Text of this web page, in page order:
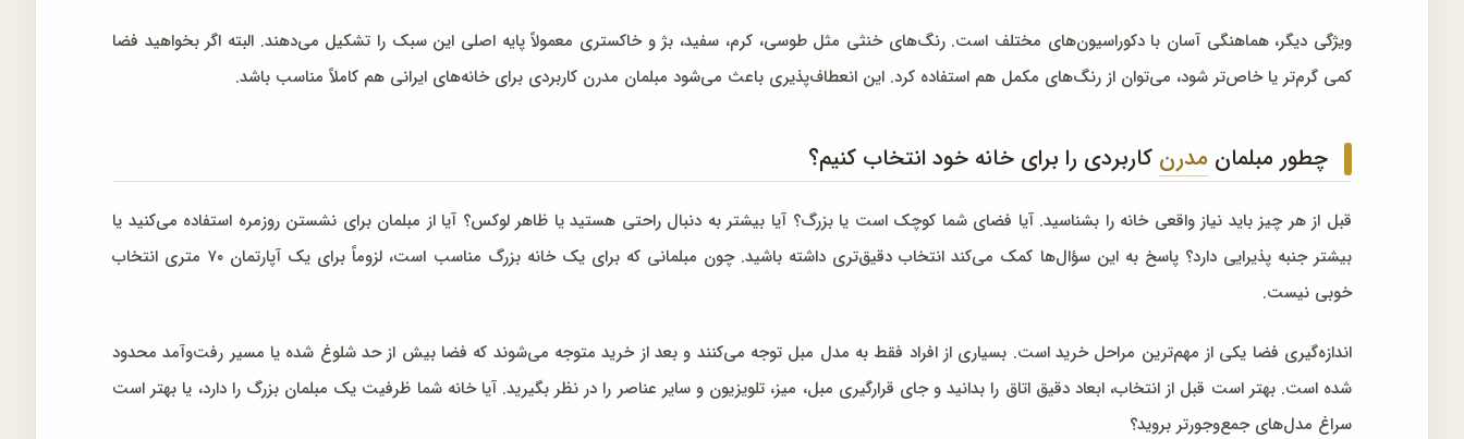
ویژگی دیگر، هماهنگی آسان با دکوراسیون‌های مختلف است. رنگ‌های خنثی مثل طوسی، کرم، سفید، بژ و خاکستری معمولاً پایه اصلی این سبک را تشکیل می‌دهند. البته اگر بخواهید فضا
کمی گرم‌تر یا خاص‌تر شود، می‌توان از رنگ‌های مکمل هم استفاده کرد. این انعطاف‌پذیری باعث می‌شود مبلمان مدرن کاربردی برای خانه‌های ایرانی هم کاملاً مناسب باشد.
چطور مبلمان مدرن کاربردی را برای خانه خود انتخاب کنیم؟
قبل از هر چیز باید نیاز واقعی خانه را بشناسید. آیا فضای شما کوچک است یا بزرگ؟ آیا بیشتر به دنبال راحتی هستید یا ظاهر لوکس؟ آیا از مبلمان برای نشستن روزمره استفاده می‌کنید یا
بیشتر جنبه پذیرایی دارد؟ پاسخ به این سؤال‌ها کمک می‌کند انتخاب دقیق‌تری داشته باشید. چون مبلمانی که برای یک خانه بزرگ مناسب است، لزوماً برای یک آپارتمان ۷۰ متری انتخاب
خوبی نیست.
اندازه‌گیری فضا یکی از مهم‌ترین مراحل خرید است. بسیاری از افراد فقط به مدل مبل توجه می‌کنند و بعد از خرید متوجه می‌شوند که فضا بیش از حد شلوغ شده یا مسیر رفت‌وآمد محدود
شده است. بهتر است قبل از انتخاب، ابعاد دقیق اتاق را بدانید و جای قرارگیری مبل، میز، تلویزیون و سایر عناصر را در نظر بگیرید. آیا خانه شما ظرفیت یک مبلمان بزرگ را دارد، یا بهتر است
سراغ مدل‌های جمع‌وجورتر بروید؟